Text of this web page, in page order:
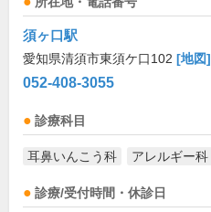
須ヶ口駅
愛知県清須市東須ケ口102 [地図]
052-408-3055
診療科目
耳鼻いんこう科 アレルギー科
診療/受付時間・休診日